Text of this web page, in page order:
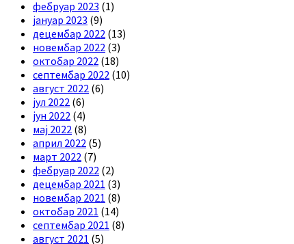
фебруар 2023 (1)
јануар 2023 (9)
децембар 2022 (13)
новембар 2022 (3)
октобар 2022 (18)
септембар 2022 (10)
август 2022 (6)
јул 2022 (6)
јун 2022 (4)
мај 2022 (8)
април 2022 (5)
март 2022 (7)
фебруар 2022 (2)
децембар 2021 (3)
новембар 2021 (8)
октобар 2021 (14)
септембар 2021 (8)
август 2021 (5)